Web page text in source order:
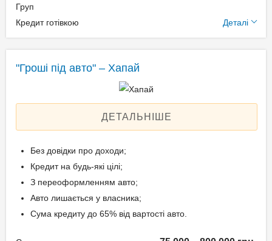
розпорядження авто.
Вік позичальника
Груп
Кредит готівкою
Деталі
Застава: Автотранспорт
Дострокове погашення:
Дострокове без штрафів
кредиту
На розрахунковий
"Гроші під авто" – Хапай
ДЕТАЛЬНІШЕ
Без довідки про доходи;
Кредит на будь-які цілі;
З переоформленням авто;
Авто лишається у власника;
Сума кредиту до 65% від вартості авто.